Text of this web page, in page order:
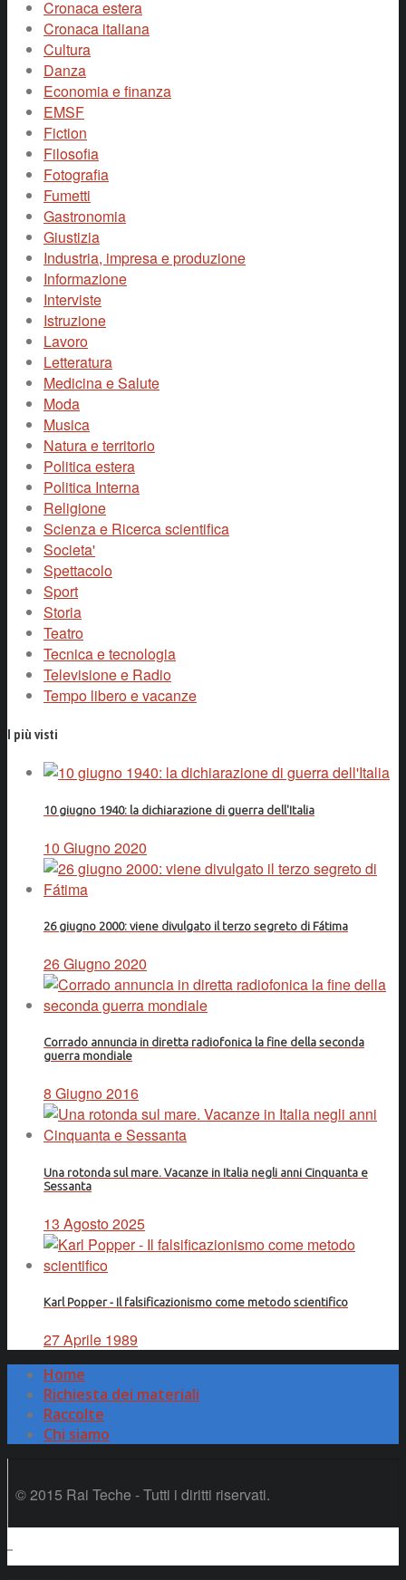
Cronaca estera
Cronaca italiana
Cultura
Danza
Economia e finanza
EMSF
Fiction
Filosofia
Fotografia
Fumetti
Gastronomia
Giustizia
Industria, impresa e produzione
Informazione
Interviste
Istruzione
Lavoro
Letteratura
Medicina e Salute
Moda
Musica
Natura e territorio
Politica estera
Politica Interna
Religione
Scienza e Ricerca scientifica
Societa'
Spettacolo
Sport
Storia
Teatro
Tecnica e tecnologia
Televisione e Radio
Tempo libero e vacanze
I più visti
10 giugno 1940: la dichiarazione di guerra dell'Italia
10 Giugno 2020
26 giugno 2000: viene divulgato il terzo segreto di Fátima
26 Giugno 2020
Corrado annuncia in diretta radiofonica la fine della seconda
guerra mondiale
8 Giugno 2016
Una rotonda sul mare. Vacanze in Italia negli anni Cinquanta e
Sessanta
13 Agosto 2025
Karl Popper - Il falsificazionismo come metodo scientifico
27 Aprile 1989
Home
Richiesta dei materiali
Raccolte
Chi siamo
© 2015 Rai Teche - Tutti i diritti riservati.